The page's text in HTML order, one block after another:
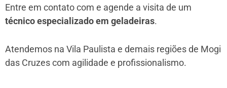
Entre em contato com e agende a visita de um
técnico especializado em geladeiras.
Atendemos na Vila Paulista e demais regiões de Mogi
das Cruzescom agilidade e profissionalismo.